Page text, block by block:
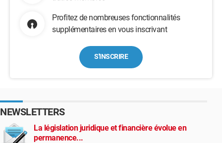
Profitez de nombreuses fonctionnalités
supplémentaires en vous inscrivant
S'INSCRIRE
NEWSLETTERS
La législation juridique et financière évolue en
permanence...